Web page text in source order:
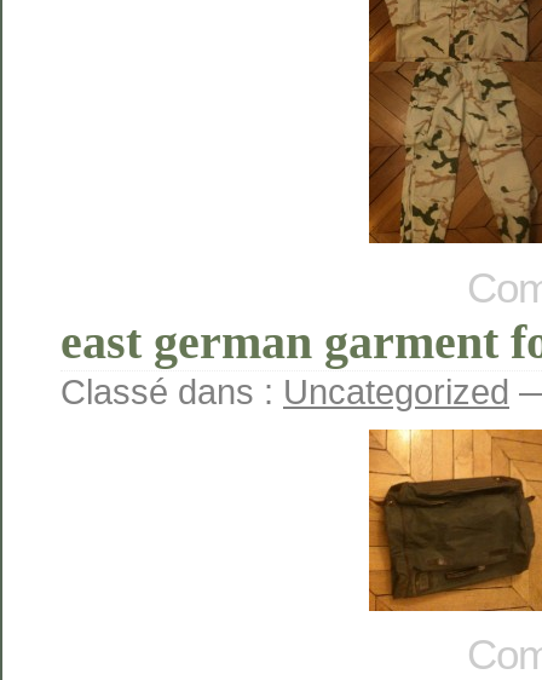
east german garment
Classé dans : Uncategorized